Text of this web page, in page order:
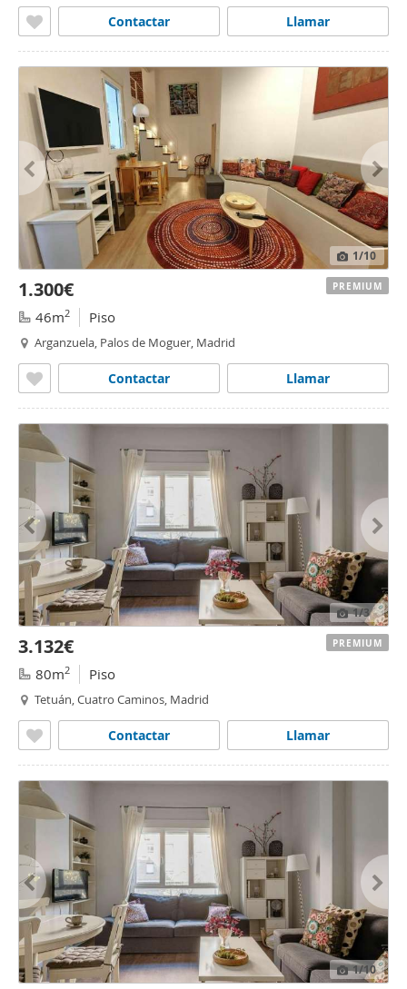
Llamar
Contactar
1/10
1.300€
46m2 Piso
Arganzuela, Palos de Moguer, Madrid
Llamar
Contactar
PREMIUM
1/3
3.132€
80m2 Piso
Tetuán, Cuatro Caminos, Madrid
Llamar
Contactar
PREMIUM
1/10